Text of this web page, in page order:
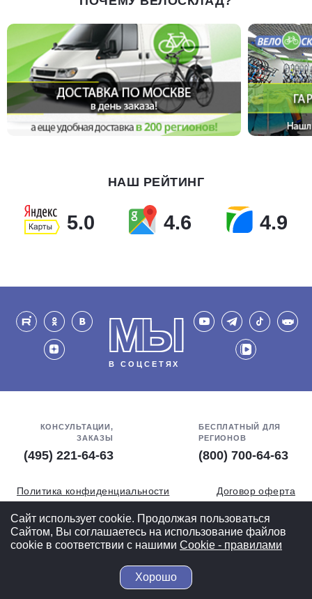
НАШ РЕЙТИНГ
5.0 4.6 4.9
МЫ
В СОЦСЕТЯХ
КОНСУЛЬТАЦИИ,
ЗАКАЗЫ
(495) 221-64-63
БЕСПЛАТНЫЙ ДЛЯ
РЕГИОНОВ
(800) 700-64-63
Политика конфиденциальности
Договор оферта
Обработка персональных данных
СОУТ
Полная версия
© 2004-2026 ВелоСклад.ру - более 20 лет радуем Вас!
Сайт использует cookie. Продолжая пользоваться
Сайтом, Вы соглашаетесь на использование файлов
cookie в соответствии с нашими Cookiе - правилами
Хорошо